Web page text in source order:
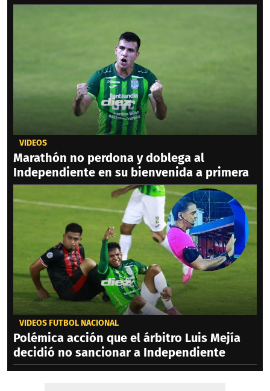
VIDEOS
Marathón no perdona y doblega al
Independiente en su bienvenida a primera
VIDEOS FÚTBOL NACIONAL
Polémica acción que el árbitro Luis Mejía
decidió no sancionar a Independiente